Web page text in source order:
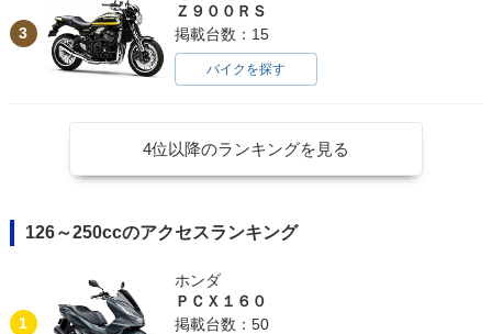
3
Ｚ９００ＲＳ
掲載台数：15
バイクを探す
4位以降のランキングを見る
126～250ccのアクセスランキング
1
ホンダ
ＰＣＸ１６０
掲載台数：50